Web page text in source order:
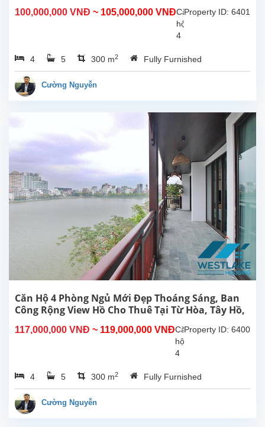
100,000,000 VNĐ ~ 105,000,000 VNĐ Property ID: 6401
Căn
hộ
4
ngủ
hoàn
đại,
ban
công
view
Hồ
cho
thuê
phố
Từ
Hoa,
Tây
Hà
Nội.
hộ
này
ở
4 5 300 m2 Fully Furnished
Cường Nguyễn
Căn Hộ 4 Phòng Ngủ Mới Đẹp Thoáng Sáng, Ban
Công Rộng View Hồ Cho Thuê Tại Từ Hòa, Tây Hồ,
117,000,000 VNĐ ~ 119,000,000 VNĐ Property ID: 6400
Căn
hộ
4
ngủ
đẹp,
4 5 300 m2 Fully Furnished
Cường Nguyễn